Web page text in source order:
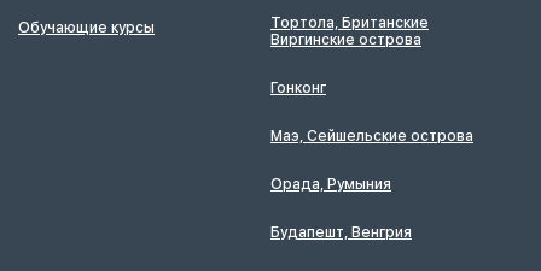
Обучающие курсы
Тортола, Британские
Виргинские острова
Гонконг
Маэ, Сейшельские острова
Орада, Румыния
Будапешт, Венгрия